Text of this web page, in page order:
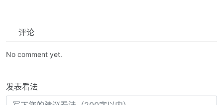
评论
No comment yet.
发表看法